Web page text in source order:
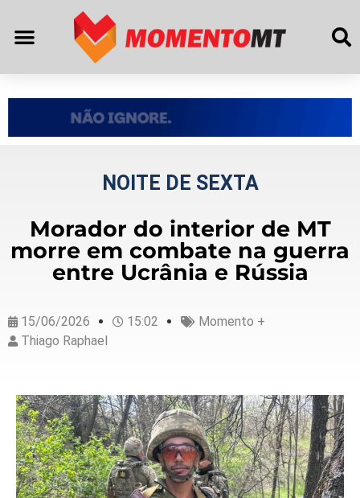
NOITE DE SEXTA
Morador do interior de MT
morre em combate na guerra
entre Ucrânia e Rússia
15/06/2026 15:02
Momento +
Thiago Raphael